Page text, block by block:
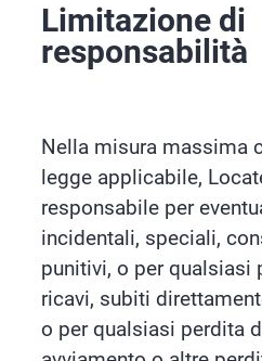
Limitazione di
responsabilità
Nella misura massima
legge applicabile,
responsabile per
incidentali, speciali,
punitivi, o per qualsiasi
ricavi, subiti
o per qualsiasi perdita